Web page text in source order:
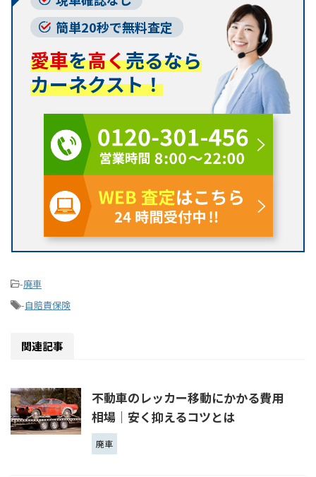
簡単20秒で無料査定
愛車を高く売るなら
カーネクスト！
-廃車
-自賠責保険
関連記事
不動車のレッカー移動にかかる費用
相場│安く抑えるコツとは
廃車